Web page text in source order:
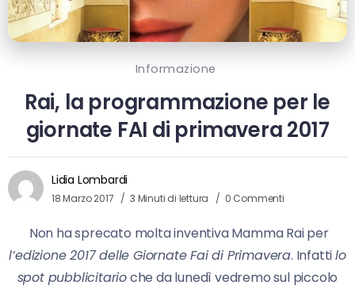
Informazione
Rai, la programmazione per le
giornate FAI di primavera 2017
Lidia Lombardi
18 Marzo 2017 3 Minuti di lettura 0 Commenti
Non ha sprecato molta inventiva Mamma Rai per
l’edizione 2017 delle Giornate Fai di Primavera. Infattilo
spot pubblicitarioche da lunedì vedremo sul piccolo